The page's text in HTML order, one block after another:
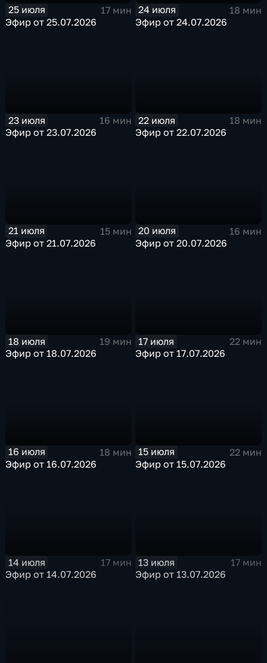
25 июля
17 мин
Эфир от 25.07.2026
24 июля
18 мин
Эфир от 24.07.2026
23 июля
16 мин
Эфир от 23.07.2026
22 июля
18 мин
Эфир от 22.07.2026
21 июля
15 мин
Эфир от 21.07.2026
20 июля
16 мин
Эфир от 20.07.2026
18 июля
19 мин
Эфир от 18.07.2026
17 июля
22 мин
Эфир от 17.07.2026
16 июля
18 мин
Эфир от 16.07.2026
15 июля
22 мин
Эфир от 15.07.2026
14 июля
17 мин
Эфир от 14.07.2026
13 июля
17 мин
Эфир от 13.07.2026